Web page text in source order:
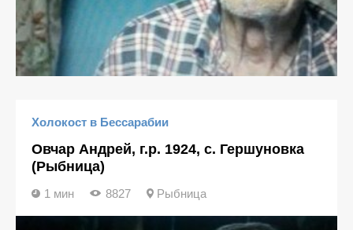
Холокост в Бессарабии
Овчар Андрей, г.р. 1924, с. Гершуновка
(Рыбница)
1 мин 8827 Рыбница